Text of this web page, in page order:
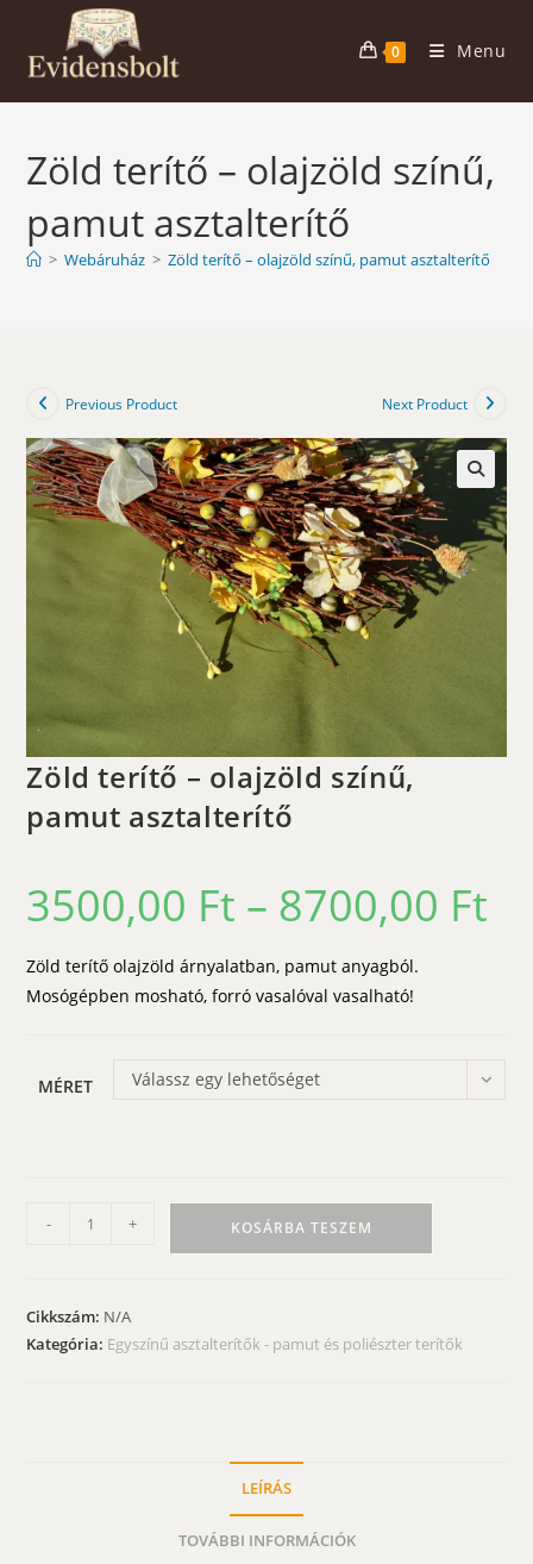
content
0 Menu
Zöld terítő – olajzöld színű,
pamut asztalterítő
> Webáruház > Zöld terítő – olajzöld színű, pamut asztalterítő
Previous Product Next Product
Zöld terítő – olajzöld színű,
pamut asztalterítő
3500,00 Ft – 8700,00 Ft
Zöld terítő olajzöld árnyalatban, pamut anyagból.
Mosógépben mosható, forró vasalóval vasalható!
MÉRET Válassz egy lehetőséget
olajzöld
színű,
- + KOSÁRBA TESZEM
Cikkszám: N/A
Kategória: Egyszínű asztalterítők - pamut és poliészter terítők
LEÍRÁS
TOVÁBBI INFORMÁCIÓK